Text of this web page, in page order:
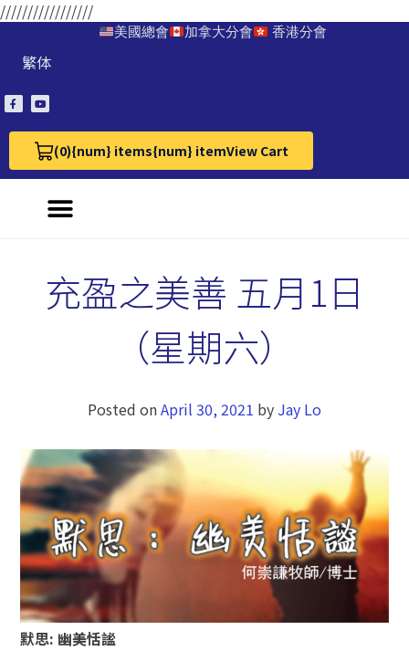
/////////////////
美國總會 加拿大分會 香港分會
繁体
(0)
View Cart 0{num} items{num} itemView Cart
充盈之美善 五月1日
（星期六）
Posted onApril 30, 2021 by Jay Lo
默思: 幽美恬謐